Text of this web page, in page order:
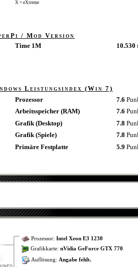
X = eXtreme
/ Mod Version
Time 1M
10.530
Leistungsindex (Win 7)
Prozessor
7.6
Arbeitsspeicher (RAM)
7.6
Grafik (Desktop)
7.8
Grafik (Spiele)
7.8
Primäre Festplatte
5.9
Prozessor: Intel Xeon E3 1230
Grafikkarte: nVidia GeForce GTX 770
Auflösung: Angabe fehlt.